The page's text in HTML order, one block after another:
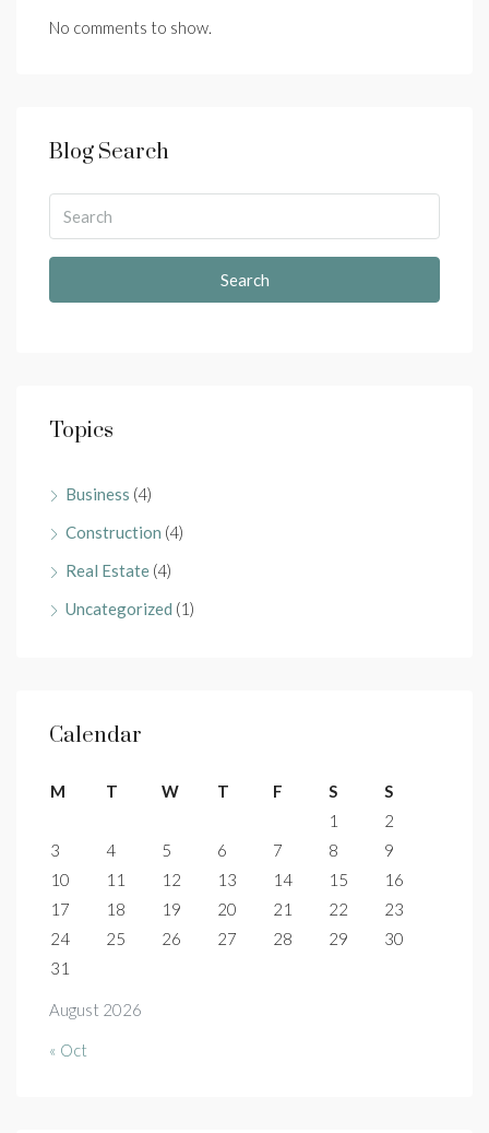
No comments to show.
Blog Search
Search
Topics
Business (4)
Construction (4)
Real Estate (4)
Uncategorized (1)
Calendar
August 2026
M T W T F S
S
1
2
3
4 5 6 7 8
9
10
11 12 13 14 15
16
17
18 19 20 21 22
23
24
25 26 27 28 29
30
31
« Oct